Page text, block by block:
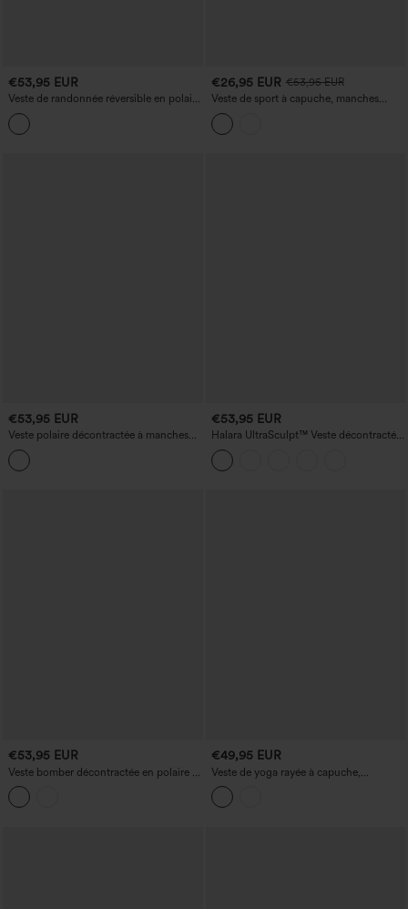
€53,95 EUR
Veste de randonnée réversible en polaire
à col montant et manches longues, avec
poches (deux looks en un)
€26,95 EUR €53,95 EUR
Veste de sport à capuche, manches
longues, ourlet à volants avec poches -
UPF40+
€53,95 EUR
Veste polaire décontractée à manches
longues avec dos croisé et poches
€53,95 EUR
Halara UltraSculpt™ Veste décontractée
à imprimé léopard, col montant,
manches longues avec passe-pouces et
poches
€53,95 EUR
Veste bomber décontractée en polaire à
col montant, manches longues et
poches
€49,95 EUR
Veste de yoga rayée à capuche,
manches longues avec ouverture pour le
pouce, dotée de poches.